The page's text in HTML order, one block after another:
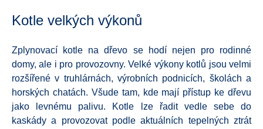
Kotle velkých výkonů
Zplynovací kotle na dřevo se hodí nejen pro rodinné
domy, ale i pro provozovny. Velké výkony kotlů jsou velmi
rozšířené v truhlárnách, výrobních podnicích, školách a
horských chatách. Všude tam, kde mají přístup ke dřevu
jako levnému palivu. Kotle lze řadit vedle sebe do
kaskády a provozovat podle aktuálních tepelných ztrát